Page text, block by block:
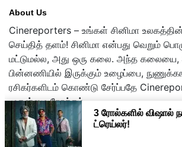
About Us
Cinereporters – உங்கள் சினிமா
செய்தித் தளம்! சினிமா என்பது வெறும்
மட்டுமல்ல, அது ஒரு கலை. அந்த
பின்னணியில் இருக்கும் உழைப்பை,
ரசிகர்களிடம் கொண்டு சேர்ப்பதே
முதன்மை நோக்கம்.